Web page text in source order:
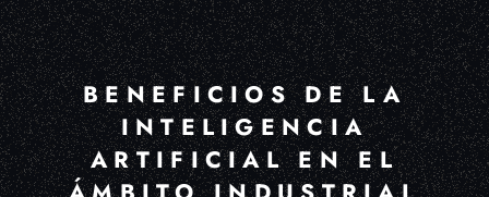
BENEFICIOS DE LA
INTELIGENCIA
ARTIFICIAL EN EL